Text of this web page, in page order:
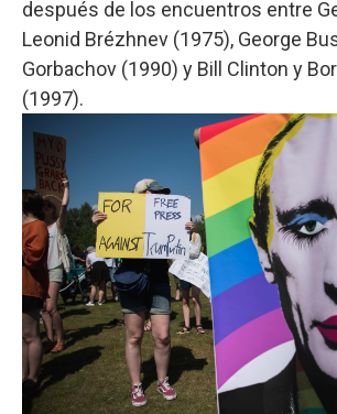
después de los encuentros entre
Leonid Brézhnev (1975), George
Gorbachov (1990) y Bill Clinton y
(1997).